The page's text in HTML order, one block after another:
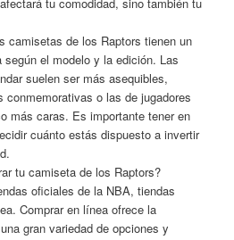
camisetas de los Raptors tienen un
el modelo y la edición. Las
suelen ser más asequibles,
conmemorativas o las de jugadores
más caras. Es importante tener en
cuánto estás dispuesto a invertir
tu camiseta de los Raptors?
oficiales de la NBA, tiendas
Comprar en línea ofrece la
gran variedad de opciones y